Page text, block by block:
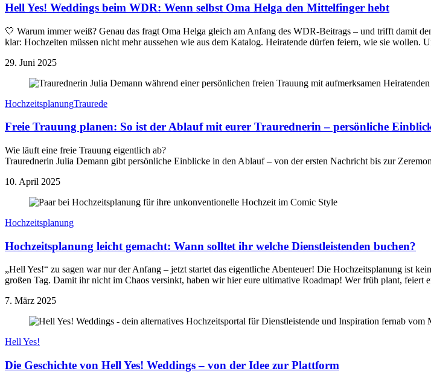
Hell Yes! Weddings beim WDR: Wenn selbst Oma Helga den Mittelfinger hebt
🤍 Warum immer weiß? Genau das fragt Oma Helga gleich am Anfang des WDR-Beitrags – und trifft damit
klar: Hochzeiten müssen nicht mehr aussehen wie aus dem Katalog. Heiratende dürfen feiern, wie sie wollen.
29. Juni 2025
HochzeitsplanungTraurede
Freie Trauung planen: So ist der Ablauf mit eurer Traurednerin – persönliche
Wie läuft eine freie Trauung eigentlich ab?
Traurednerin Julia Demann gibt persönliche Einblicke in den Ablauf – von der ersten Nachricht bis zur
10. April 2025
Hochzeitsplanung
Hochzeitsplanung leicht gemacht: Wann solltet ihr welche Dienstleistenden buchen?
„Hell Yes!“ zu sagen war nur der Anfang – jetzt startet das eigentliche Abenteuer! Die Hochzeitsplanung ist
großen Tag. Damit ihr nicht im Chaos versinkt, haben wir hier eure ultimative Roadmap! Wer früh plant, feiert
7. März 2025
Hell Yes!
Die Geschichte von Hell Yes! Weddings – von der Idee zur Plattform